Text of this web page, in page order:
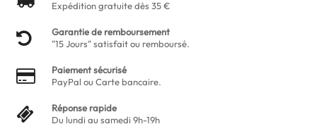
Expédition gratuite dès 35 €
Garantie de remboursement
"15 Jours" satisfait ou remboursé.
Paiement sécurisé
PayPal ou Carte bancaire.
Réponse rapide
Du lundi au samedi 9h-19h